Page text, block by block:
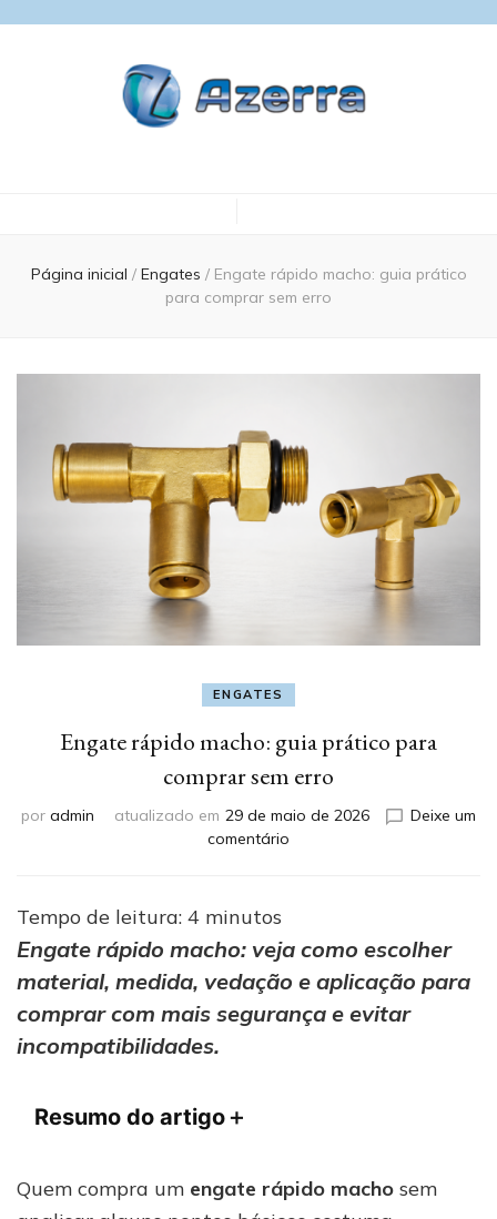
Página inicial / Engates / Engate rápido macho: guia prático
para comprar sem erro
ENGATES
Engate rápido macho: guia prático para
comprar sem erro
por admin atualizado em 29 de maio de 2026
Deixe um
comentário
prático
para
sem
Tempo de leitura: 4 minutos
Engate rápido macho: veja como escolher
material, medida, vedação e aplicação para
comprar com mais segurança e evitar
incompatibilidades.
Resumo do artigo＋
Quem compra um engate rápido macho sem